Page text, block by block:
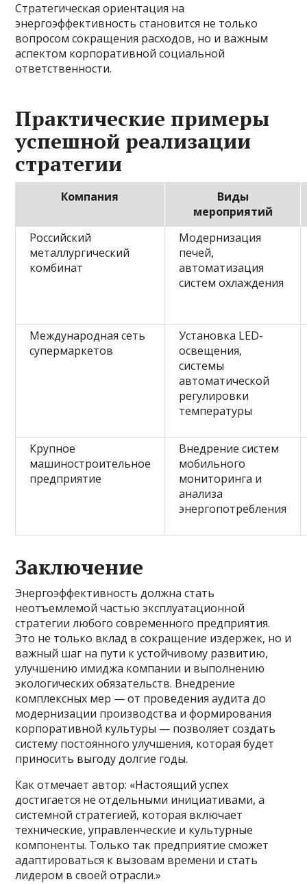
Стратегическая ориентация на
энергоэффективность становится не только
вопросом сокращения расходов, но и важным
аспектом корпоративной социальной
ответственности.
Практические примеры
успешной реализации
стратегии
Компания
Виды
мероприятий
Российский
металлургический
комбинат
Модернизация
печей,
автоматизация
систем охлаждения
Международная сеть
супермаркетов
Установка LED-
освещения,
системы
автоматической
регулировки
температуры
Крупное
машиностроительное
предприятие
Внедрение систем
мобильного
мониторинга и
анализа
энергопотребления
Заключение
Энергоэффективность должна стать
неотъемлемой частью эксплуатационной
стратегии любого современного предприятия.
Это не только вклад в сокращение издержек, но и
важный шаг на пути к устойчивому развитию,
улучшению имиджа компании и выполнению
экологических обязательств. Внедрение
комплексных мер — от проведения аудита до
модернизации производства и формирования
корпоративной культуры — позволяет создать
систему постоянного улучшения, которая будет
приносить выгоду долгие годы.
Как отмечает автор: «Настоящий успех
достигается не отдельными инициативами, а
системной стратегией, которая включает
технические, управленческие и культурные
компоненты. Только так предприятие сможет
адаптироваться к вызовам времени и стать
лидером в своей отрасли.»